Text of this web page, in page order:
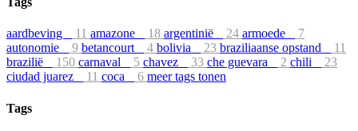
aardbeving 11 amazone 18 argentinië 24 armoede
7
autonomie
9 betancourt 4 bolivia 23 braziliaanse opstand
11
brazilië
150 carnaval 5 chavez 33 che guevara 2 chili
23
ciudad juarez
11 coca 6 meer tags tonen
Tags